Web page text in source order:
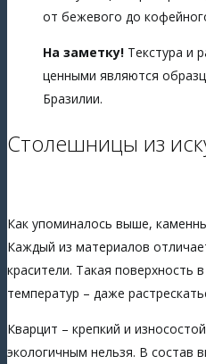
от бежевого до
На заметку! Текстура и
ценными являются
Бразилии.
Столешницы из
Как упоминалось выше,
Каждый из материалов
красители. Такая
температур – даже
Кварцит – крепкий и
экологичным нельзя. В состав